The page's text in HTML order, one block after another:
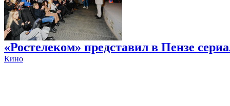
«Ростелеком» представил в Пензе
Кино